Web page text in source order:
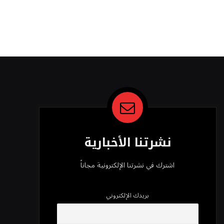
نشرتنا الأخبارية
اشترك في نشرتنا الإلكترونية مجاناً
بريدك الإلكتروني